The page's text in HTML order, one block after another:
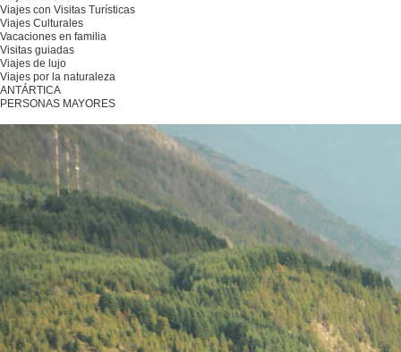
Viajes con Visitas Turísticas
Viajes Culturales
Vacaciones en familia
Visitas guiadas
Viajes de lujo
Viajes por la naturaleza
ANTÁRTICA
PERSONAS MAYORES